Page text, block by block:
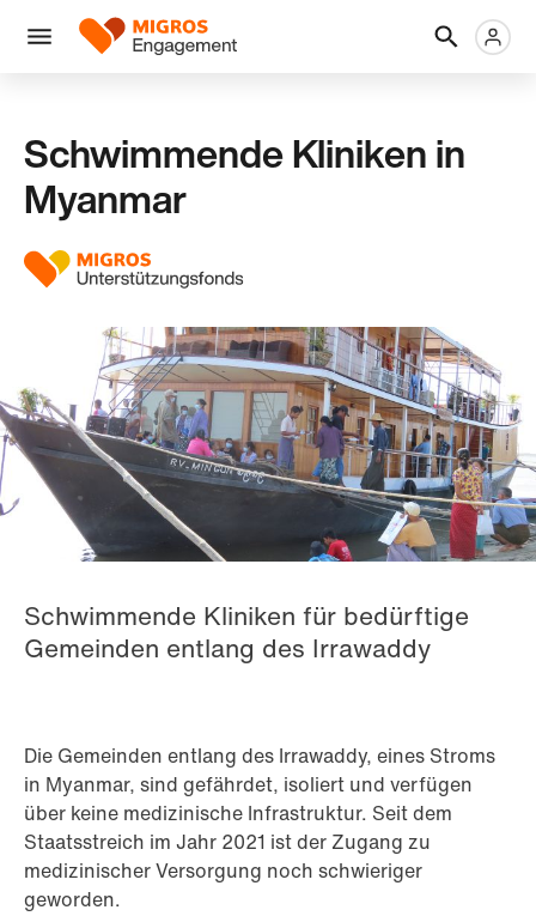
Navigation
überspringen
Menü
Logo
Schwimmende Kliniken in
Myanmar
Schwimmende Kliniken für bedürftige
Gemeinden entlang des Irrawaddy
Die Gemeinden entlang des Irrawaddy, eines Stroms
in Myanmar, sind gefährdet, isoliert und verfügen
über keine medizinische Infrastruktur. Seit dem
Staatsstreich im Jahr 2021 ist der Zugang zu
medizinischer Versorgung noch schwieriger
geworden.